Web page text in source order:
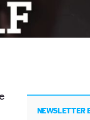
NEWSLETTER